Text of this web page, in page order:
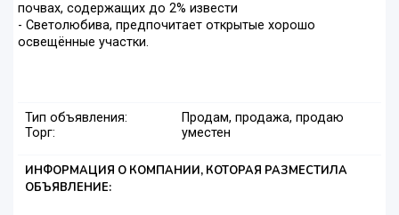
почвах, содержащих до 2% извести
- Светолюбива, предпочитает открытые хорошо
освещённые участки.
Тип объявления:
Продам, продажа, продаю
Торг:
уместен
ИНФОРМАЦИЯ О КОМПАНИИ, КОТОРАЯ РАЗМЕСТИЛА
ОБЪЯВЛЕНИЕ: